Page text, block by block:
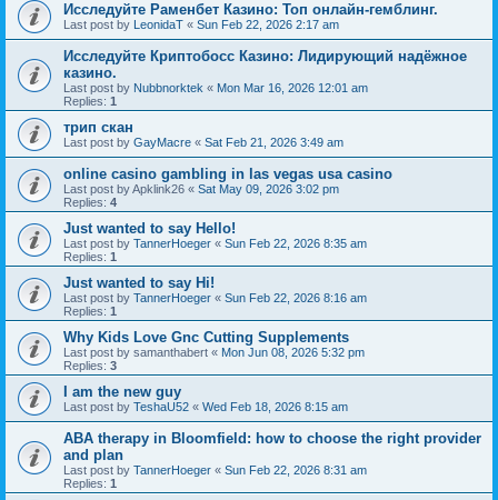
Исследуйте Раменбет Казино: Топ онлайн-гемблинг.
Last post by LeonidaT « Sun Feb 22, 2026 2:17 am
Исследуйте Криптобосс Казино: Лидирующий надёжное
казино.
Last post by Nubbnorktek « Mon Mar 16, 2026 12:01 am
Replies: 1
трип скан
Last post by GayMacre « Sat Feb 21, 2026 3:49 am
online casino gambling in las vegas usa casino
Last post byApklink26 « Sat May 09, 2026 3:02 pm
Replies: 4
Just wanted to say Hello!
Last post by TannerHoeger « Sun Feb 22, 2026 8:35 am
Replies: 1
Just wanted to say Hi!
Last post by TannerHoeger « Sun Feb 22, 2026 8:16 am
Replies: 1
Why Kids Love Gnc Cutting Supplements
Last post by samanthabert « Mon Jun 08, 2026 5:32 pm
Replies: 3
I am the new guy
Last post by TeshaU52 « Wed Feb 18, 2026 8:15 am
ABA therapy in Bloomfield: how to choose the right provider
and plan
Last post by TannerHoeger « Sun Feb 22, 2026 8:31 am
Replies: 1